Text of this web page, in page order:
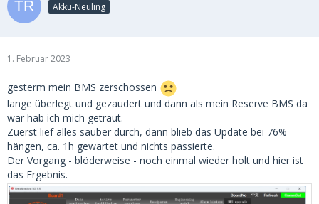
Akku-Neuling
1. Februar 2023
gesterm mein BMS zerschossen
lange überlegt und gezaudert und dann als mein Reserve BMS da
war hab ich mich getraut.
Zuerst lief alles sauber durch, dann blieb das Update bei 76%
hängen, ca. 1h gewartet und nichts passierte.
Der Vorgang - blöderweise - noch einmal wieder holt und hier ist
das Ergebnis.